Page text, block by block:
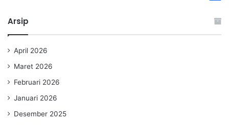
Arsip
April 2026
Maret 2026
Februari 2026
Januari 2026
Desember 2025